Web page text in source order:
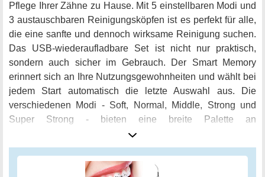
Pflege Ihrer Zähne zu Hause. Mit 5 einstellbaren Modi und
3 austauschbaren Reinigungsköpfen ist es perfekt für alle,
die eine sanfte und dennoch wirksame Reinigung suchen.
Das USB-wiederaufladbare Set ist nicht nur praktisch,
sondern auch sicher im Gebrauch. Der Smart Memory
erinnert sich an Ihre Nutzungsgewohnheiten und wählt bei
jedem Start automatisch die letzte Auswahl aus. Die
verschiedenen Modi - Soft, Normal, Middle, Strong und
Super Strong - bieten eine breite Palette an
Reinigungsmöglichkeiten, die sich auf Ihre spezifischen
Bedürfnisse und Empfindlichkeiten abstimmen lassen. Das
Set ist wirksam bei der Entfernung von Flecken auf den